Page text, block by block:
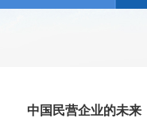
中国民营企业的未来